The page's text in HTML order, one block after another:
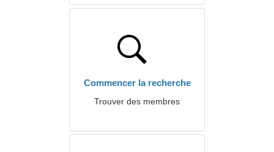
Commencer la recherche
Trouver des membres